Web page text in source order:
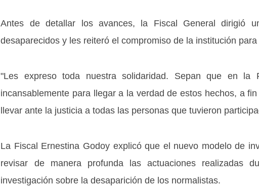
Antes de detallar los avances, la Fiscal General dirigió
desaparecidos y les reiteró el compromiso de la institución
"Les expreso toda nuestra solidaridad. Sepan que en la
incansablemente para llegar a la verdad de estos hechos, a
llevar ante la justicia a todas las personas que tuvieron
La Fiscal Ernestina Godoy explicó que el nuevo modelo de
revisar de manera profunda las actuaciones realizadas
investigación sobre la desaparición de los normalistas.